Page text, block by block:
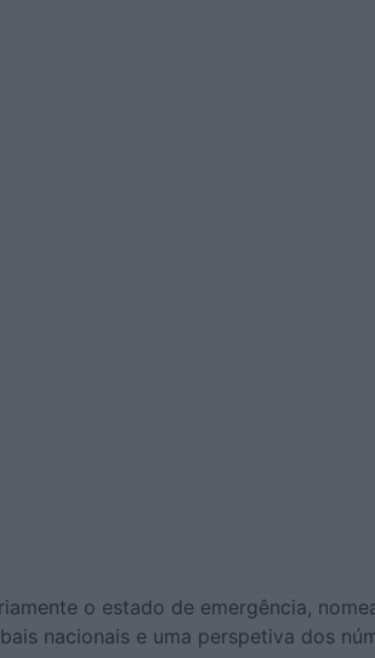
o estado de emergência,
nacionais e uma perspetiva dos